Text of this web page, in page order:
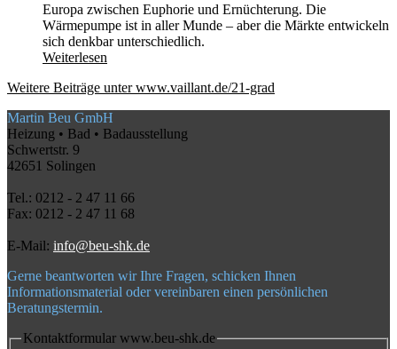
Europa zwischen Euphorie und Ernüchterung. Die
Wärmepumpe ist in aller Munde – aber die Märkte entwickeln
sich denkbar unterschiedlich.
Weiterlesen
Weitere Beiträge unter www.vaillant.de/21-grad
Martin Beu GmbH
Heizung • Bad • Badausstellung
Schwertstr. 9
42651 Solingen
Tel.: 0212 - 2 47 11 66
Fax: 0212 - 2 47 11 68
E-Mail: info@beu-shk.de
Gerne beantworten wir Ihre Fragen, schicken Ihnen
Informationsmaterial oder vereinbaren einen persönlichen
Beratungstermin.
Kontaktformular www.beu-shk.de